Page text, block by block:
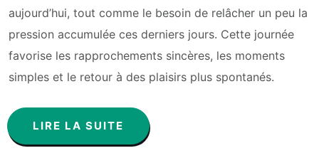
aujourd’hui, tout comme le besoin de relâcher un peu la
pression accumulée ces derniers jours. Cette journée
favorise les rapprochements sincères, les moments
simples et le retour à des plaisirs plus spontanés.
LIRE LA SUITE